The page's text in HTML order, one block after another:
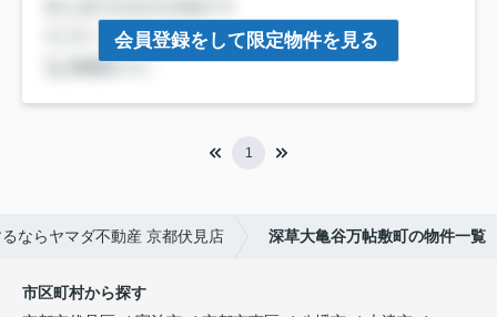
会員登録をして限定物件を見る
1
ならヤマダ不動産 京都伏見店 深草大亀谷万帖敷町の物件一覧
市区町村から探す